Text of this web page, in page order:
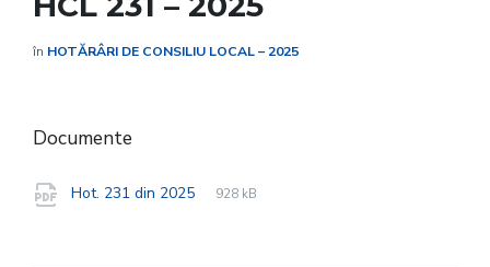
în HOTĂRÂRI DE CONSILIU LOCAL – 2025
Documente
Hot. 231 din 2025
File
pdf
File
928 kB